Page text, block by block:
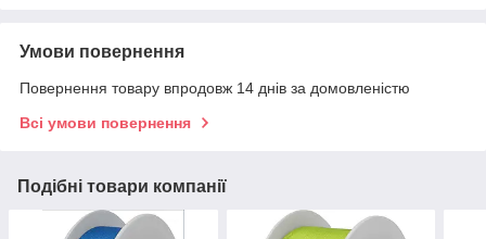
Умови повернення
Повернення товару впродовж 14 днів за домовленістю
Всі умови повернення
Подібні товари компанії